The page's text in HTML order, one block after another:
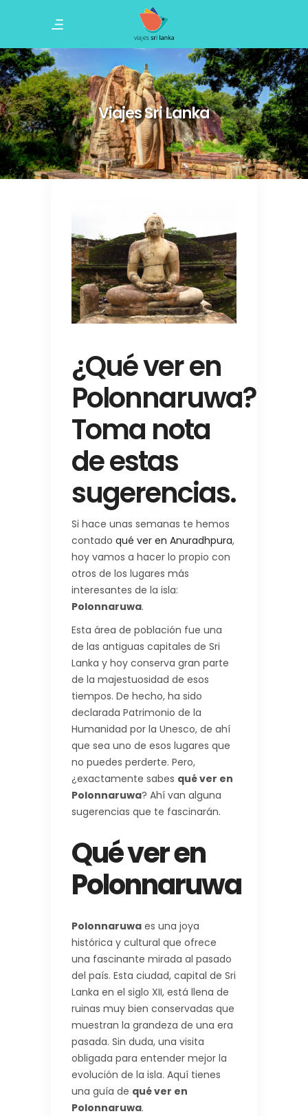
Viajes Sri Lanka
¿Qué ver en
Polonnaruwa?
Toma nota
de estas
sugerencias.
Si hace unas semanas te hemos
contado qué ver en Anuradhpura,
hoy vamos a hacer lo propio con
otros de los lugares más
interesantes de la isla:
Polonnaruwa.
Esta área de población fue una
de las antiguas capitales de Sri
Lanka y hoy conserva gran parte
de la majestuosidad de esos
tiempos. De hecho, ha sido
declarada Patrimonio de la
Humanidad por la Unesco, de ahí
que sea uno de esos lugares que
no puedes perderte. Pero,
¿exactamente sabes qué ver en
Polonnaruwa? Ahí van alguna
sugerencias que te fascinarán.
Qué ver en
Polonnaruwa
Polonnaruwa es una joya
histórica y cultural que ofrece
una fascinante mirada al pasado
del país. Esta ciudad, capital de Sri
Lanka en el siglo XII, está llena de
ruinas muy bien conservadas que
muestran la grandeza de una era
pasada. Sin duda, una visita
obligada para entender mejor la
evolución de la isla. Aquí tienes
una guía de qué ver en
Polonnaruwa.